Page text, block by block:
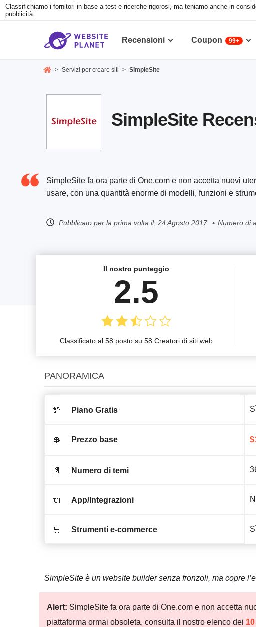
Classifichiamo i fornitori in base a test e ricerche rigorosi, ma teniamo anche in
pubblicità.
Recensioni Coupon 99+
> Servizi per creare siti > SimpleSite
SimpleSite
SimpleSite fa ora parte di One.com e non accetta nuovi
usare, con una quantità enorme di modelli, funzioni e
Pubblicato per la prima volta il: 24 Agosto 2017 Numero di
Il nostro punteggio
2.5
Classificato al 58 posto su 58 Creatori di siti web
PANORAMICA
💯 Piano Gratis
💲 Prezzo base $
📄 Numero di temi
🔌 App/Integrazioni
🛒 Strumenti e-commerce
SimpleSite è un website builder senza fronzoli, ma copre
Alert: SimpleSite fa ora parte di One.com e non accetta
piattaforma ormai obsoleta, consulta il nostro elenco dei